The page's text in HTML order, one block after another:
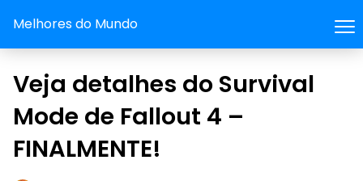
Melhores do Mundo
Veja detalhes do Survival
Mode de Fallout 4 –
FINALMENTE!